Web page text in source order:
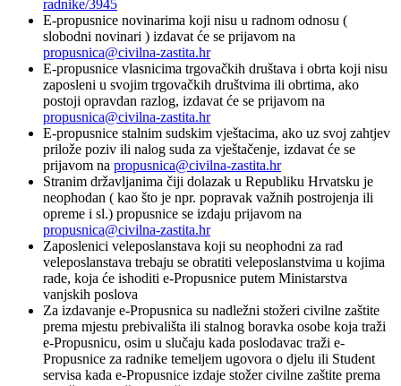
radnike/3945
E-propusnice novinarima koji nisu u radnom odnosu (
slobodni novinari ) izdavat će se prijavom na
propusnica@civilna-zastita.hr
E-propusnice vlasnicima trgovačkih društava i obrta koji nisu
zaposleni u svojim trgovačkih društvima ili obrtima, ako
postoji opravdan razlog, izdavat će se prijavom na
propusnica@civilna-zastita.hr
E-propusnice stalnim sudskim vještacima, ako uz svoj zahtjev
prilože poziv ili nalog suda za vještačenje, izdavat će se
prijavom na propusnica@civilna-zastita.hr
Stranim državljanima čiji dolazak u Republiku Hrvatsku je
neophodan ( kao što je npr. popravak važnih postrojenja ili
opreme i sl.) propusnice se izdaju prijavom na
propusnica@civilna-zastita.hr
Zaposlenici veleposlanstava koji su neophodni za rad
veleposlanstava trebaju se obratiti veleposlanstvima u kojima
rade, koja će ishoditi e-Propusnice putem Ministarstva
vanjskih poslova
Za izdavanje e-Propusnica su nadležni stožeri civilne zaštite
prema mjestu prebivališta ili stalnog boravka osobe koja traži
e-Propusnicu, osim u slučaju kada poslodavac traži e-
Propusnice za radnike temeljem ugovora o djelu ili Student
servisa kada e-Propusnice izdaje stožer civilne zaštite prema